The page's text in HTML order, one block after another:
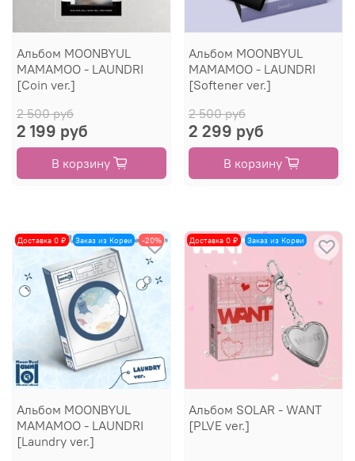
Альбом MOONBYUL
MAMAMOO - LAUNDRI
[Coin ver.]
2 500 руб
2 199 руб
В корзину
Альбом MOONBYUL
MAMAMOO - LAUNDRI
[Softener ver.]
2 500 руб
2 299 руб
В корзину
Доставка 0 ₽ Заказ из Кореи -20%
Альбом MOONBYUL
MAMAMOO - LAUNDRI
[Laundry ver.]
Доставка 0 ₽ Заказ из Кореи
Альбом SOLAR - WANT
[PLVE ver.]